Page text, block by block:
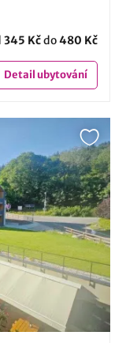
345 Kčdo480 Kč
Detailubytování